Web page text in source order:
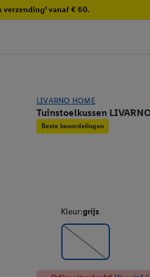
vanaf € 60.
LIVARNO HOME
Tuinstoelkussen
Beste beoordelingen
Kleur:grijs